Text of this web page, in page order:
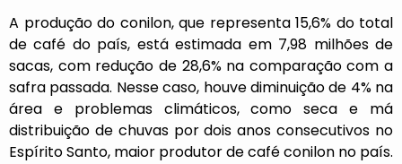
A produção do conilon, que representa 15,6% do total
de café do país, está estimada em 7,98 milhões de
sacas, com redução de 28,6% na comparação com a
safra passada. Nesse caso, houve diminuição de 4% na
área e problemas climáticos, como seca e má
distribuição de chuvas por dois anos consecutivos no
Espírito Santo, maior produtor de café conilon no país.